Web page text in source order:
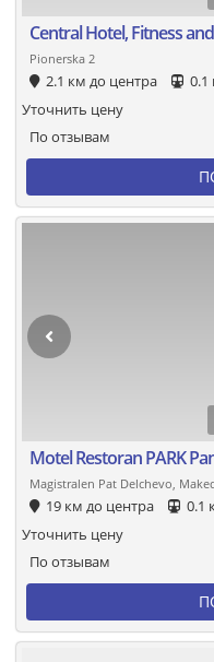
Central Hotel, Fitness
Pionerska 2
2.1 км до центра 0.1
По отзывам
Уточнить цену
Motel Restoran PARK
Magistralen Pat Delchevo,
19 км до центра 0.1
По отзывам
Уточнить цену